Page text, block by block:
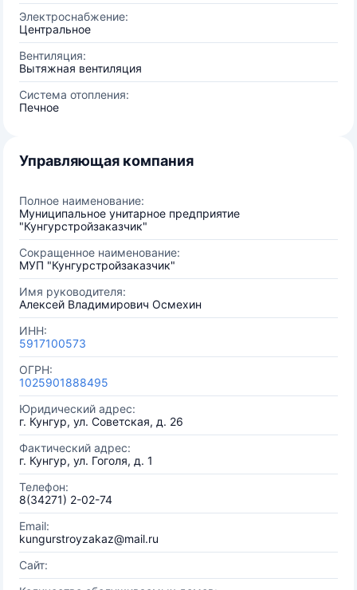
Электроснабжение:
Центральное
Вентиляция:
Вытяжная вентиляция
Система отопления:
Печное
Управляющая компания
Полное наименование:
Муниципальное унитарное предприятие
"Кунгурстройзаказчик"
Сокращенное наименование:
МУП "Кунгурстройзаказчик"
Имя руководителя:
Алексей Владимирович Осмехин
ИНН:
5917100573
ОГРН:
1025901888495
Юридический адрес:
г. Кунгур, ул. Советская, д. 26
Фактический адрес:
г. Кунгур, ул. Гоголя, д. 1
Телефон:
8(34271) 2-02-74
Email:
kungurstroyzakaz@mail.ru
Сайт: